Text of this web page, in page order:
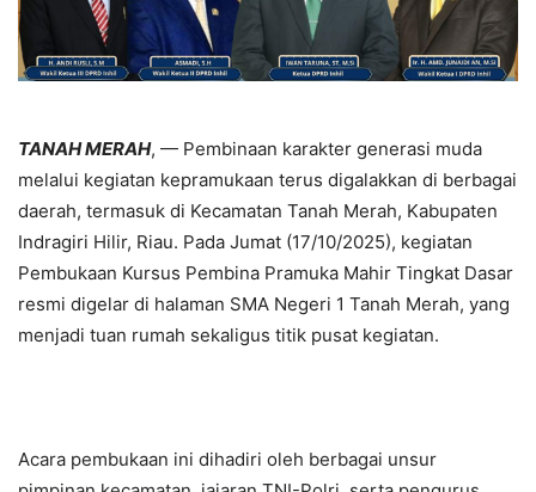
TANAH MERAH, — Pembinaan karakter generasi muda
melalui kegiatan kepramukaan terus digalakkan di berbagai
daerah, termasuk di Kecamatan Tanah Merah, Kabupaten
Indragiri Hilir, Riau. Pada Jumat (17/10/2025), kegiatan
Pembukaan Kursus Pembina Pramuka Mahir Tingkat Dasar
resmi digelar di halaman SMA Negeri 1 Tanah Merah, yang
menjadi tuan rumah sekaligus titik pusat kegiatan.
Acara pembukaan ini dihadiri oleh berbagai unsur